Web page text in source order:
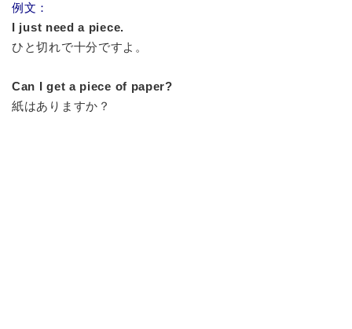
例文：
I just need a piece.
ひと切れで十分ですよ。
Can I get a piece of paper?
紙はありますか？